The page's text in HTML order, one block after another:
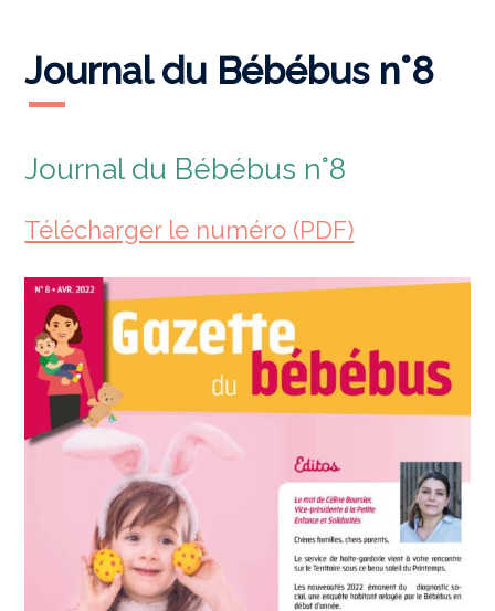
Journal du Bébébus n°8
Journal du Bébébus n°8
Télécharger le numéro (PDF)